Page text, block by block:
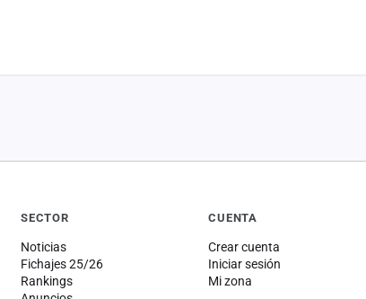
SECTOR
Noticias
Fichajes 25/26
Rankings
CUENTA
Crear cuenta
Iniciar sesión
Mi zona